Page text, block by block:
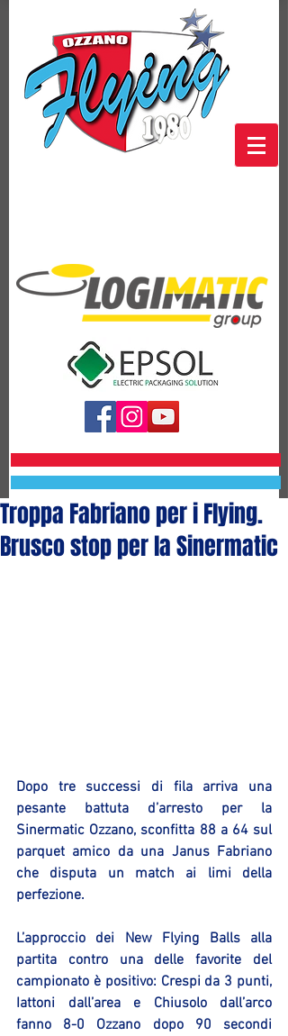
Troppa Fabriano per i Flying.
Brusco stop per la Sinermatic
Dopo tre successi di fila arriva una
pesante battuta d’arresto per la
Sinermatic Ozzano, sconfitta 88 a 64 sul
parquet amico da una Janus Fabriano
che disputa un match ai limi della
perfezione.
L’approccio dei New Flying Balls alla
partita contro una delle favorite del
campionato è positivo: Crespi da 3 punti,
Iattoni dall’area e Chiusolo dall’arco
fanno 8-0 Ozzano dopo 90 secondi